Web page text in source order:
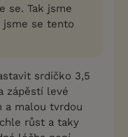
se. Tak jsme
jsme se tento
srdíčko 3,5
zápěstí levé
a malou tvrdou
růst a taky